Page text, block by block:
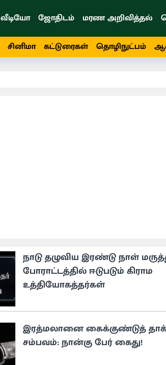
வீடியோ ஜோதிடம் மரண அறிவித்தல்
சினிமா கட்டுரைகள் தொழிநுட்பம்
நாடு தழுவிய இரண்டு நாள்
போராட்டத்தில் ஈடுபடும் கிராம
உத்தியோகத்தர்கள்
இரத்மலானை கைக்குண்டுத்
சம்பவம்: நான்கு பேர் கைது!